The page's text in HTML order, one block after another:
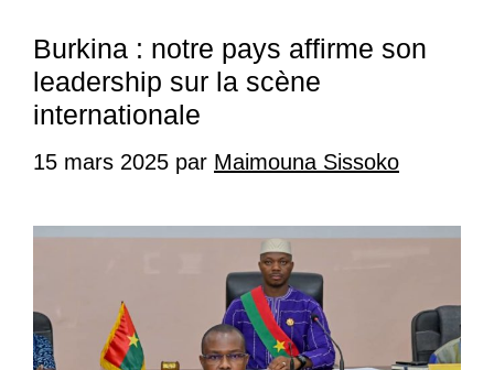
Burkina : notre pays affirme son
leadership sur la scène
internationale
15 mars 2025 par Maimouna Sissoko